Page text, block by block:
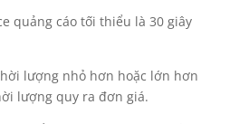
quảng cáo tối thiểu là 30 giây
lượng nhỏ hơn hoặc lớn hơn
lượng quy ra đơn giá.